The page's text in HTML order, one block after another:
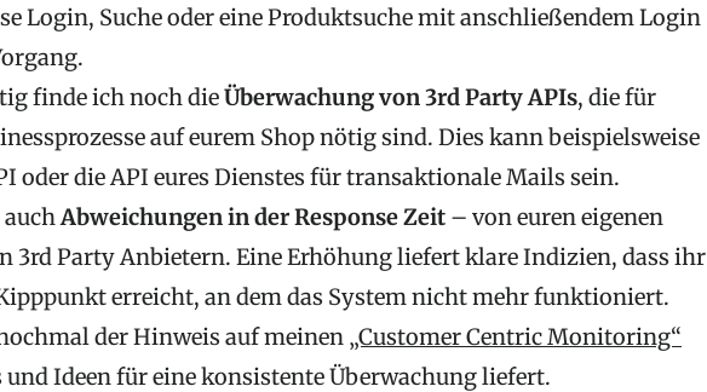
Login, Suche oder eine Produktsuche mit anschließendem Login
finde ich noch dieÜberwachung von 3rd Party APIs, die für
auf eurem Shop nötig sind. Dies kann beispielsweise
oder die API eures Dienstes für transaktionale Mails sein.
auchAbweichungen in der Response Zeit – von euren eigenen
3rd Party Anbietern. Eine Erhöhung liefert klare Indizien, dass ihr
erreicht, an dem das System nicht mehr funktioniert.
der Hinweis auf meinen „Customer Centric Monitoring“
und Ideen für eine konsistente Überwachung liefert.